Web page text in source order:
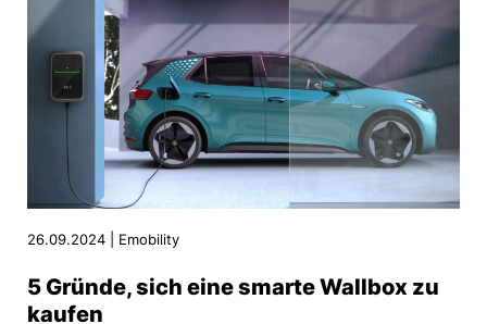
26.09.2024 | Emobility
5 Gründe, sich eine smarte Wallbox zu
kaufen